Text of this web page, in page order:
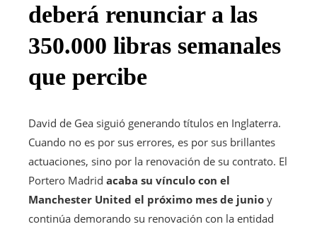
deberá renunciar a las
350.000 libras semanales
que percibe
David de Gea siguió generando títulos en Inglaterra.
Cuando no es por sus errores, es por sus brillantes
actuaciones, sino por la renovación de su contrato. El
Portero Madrid acaba su vínculo con el
Manchester United el próximo mes de junio y
continúa demorando su renovación con la entidad